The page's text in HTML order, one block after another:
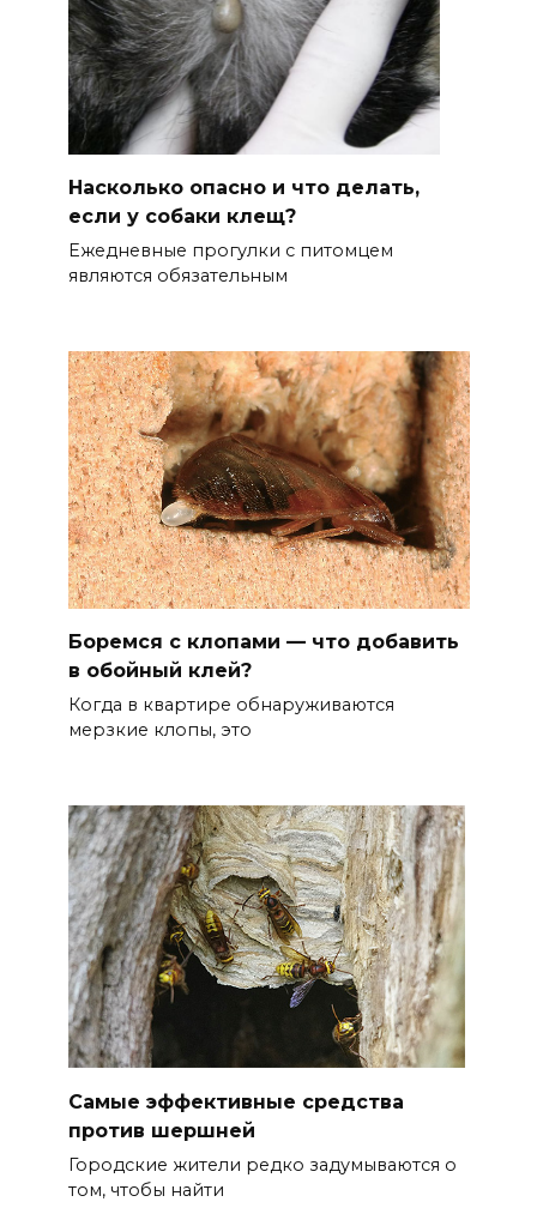
Насколько опасно и что делать,
если у собаки клещ?
Ежедневные прогулки с питомцем
являются обязательным
Боремся с клопами — что добавить
в обойный клей?
Когда в квартире обнаруживаются
мерзкие клопы, это
Самые эффективные средства
против шершней
Городские жители редко задумываются о
том, чтобы найти